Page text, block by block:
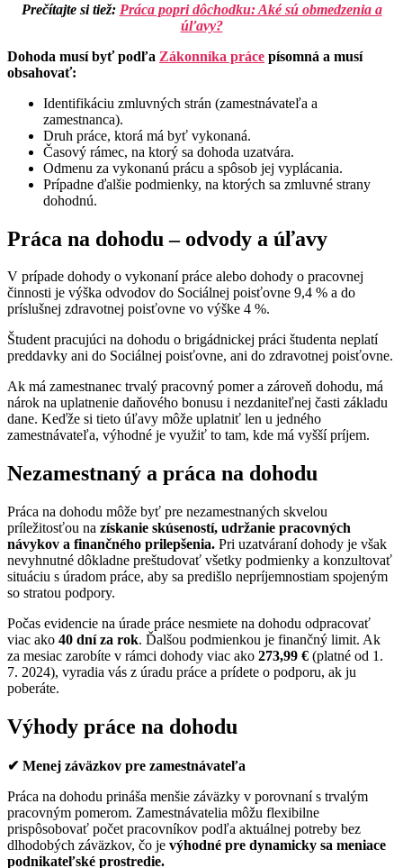
Prečítajte si tiež: Práca popri dôchodku: Aké sú obmedzenia a
úľavy?
Dohoda musí byť podľa Zákonníka práce písomná a musí
obsahovať:
Identifikáciu zmluvných strán (zamestnávateľa a
zamestnanca).
Druh práce, ktorá má byť vykonaná.
Časový rámec, na ktorý sa dohoda uzatvára.
Odmenu za vykonanú prácu a spôsob jej vyplácania.
Prípadne ďalšie podmienky, na ktorých sa zmluvné strany
dohodnú.
Práca na dohodu – odvody a úľavy
V prípade dohody o vykonaní práce alebo dohody o pracovnej
činnosti je výška odvodov do Sociálnej poisťovne 9,4 % a do
príslušnej zdravotnej poisťovne vo výške 4 %.
Študent pracujúci na dohodu o brigádnickej práci študenta neplatí
preddavky ani do Sociálnej poisťovne, ani do zdravotnej poisťovne.
Ak má zamestnanec trvalý pracovný pomer a zároveň dohodu, má
nárok na uplatnenie daňového bonusu i nezdaniteľnej časti základu
dane. Keďže si tieto úľavy môže uplatniť len u jedného
zamestnávateľa, výhodné je využiť to tam, kde má vyšší príjem.
Nezamestnaný a práca na dohodu
Práca na dohodu môže byť pre nezamestnaných skvelou
príležitosťou na získanie skúseností, udržanie pracovných
návykov a finančného prilepšenia. Pri uzatváraní dohody je však
nevyhnutné dôkladne preštudovať všetky podmienky a konzultovať
situáciu s úradom práce, aby sa predišlo nepríjemnostiam spojeným
so stratou podpory.
Počas evidencie na úrade práce nesmiete na dohodu odpracovať
viac ako 40 dní za rok. Ďalšou podmienkou je finančný limit. Ak
za mesiac zarobíte v rámci dohody viac ako 273,99 € (platné od 1.
7. 2024), vyradia vás z úradu práce a prídete o podporu, ak ju
poberáte.
Výhody práce na dohodu
✔ Menej záväzkov pre zamestnávateľa
Práca na dohodu prináša menšie záväzky v porovnaní s trvalým
pracovným pomerom. Zamestnávatelia môžu flexibilne
prispôsobovať počet pracovníkov podľa aktuálnej potreby bez
dlhodobých záväzkov, čo je výhodné pre dynamicky sa meniace
podnikateľské prostredie.